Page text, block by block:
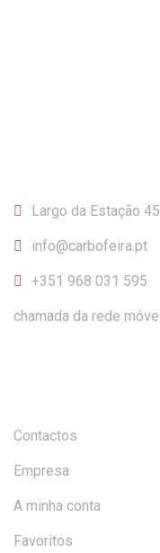
Largo da Estação
info@carbofeira.pt
+351 968 031 595
chamada da rede
Contactos
Empresa
A minha conta
Favoritos